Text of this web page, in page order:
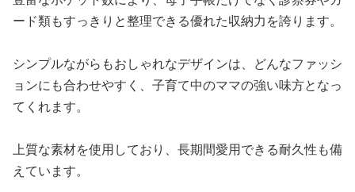
ード類もすっきりと整理できる優れた収納力を誇ります。
シンプルながらもおしゃれなデザインは、どんなファッシ
ョンにも合わせやすく、子育て中のママの強い味方となっ
てくれます。
上質な素材を使用しており、長期間愛用できる耐久性も備
えています。